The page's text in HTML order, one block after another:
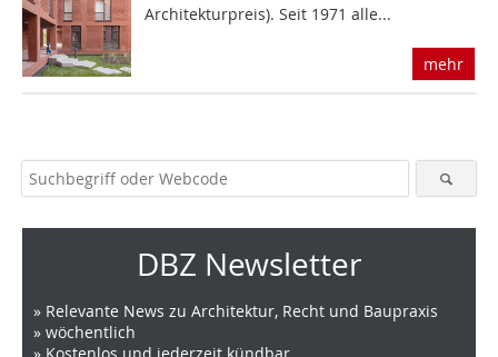
Architekturpreis). Seit 1971 alle...
mehr
DBZ Newsletter
» Relevante News zu Architektur, Recht und Baupraxis
» wöchentlich